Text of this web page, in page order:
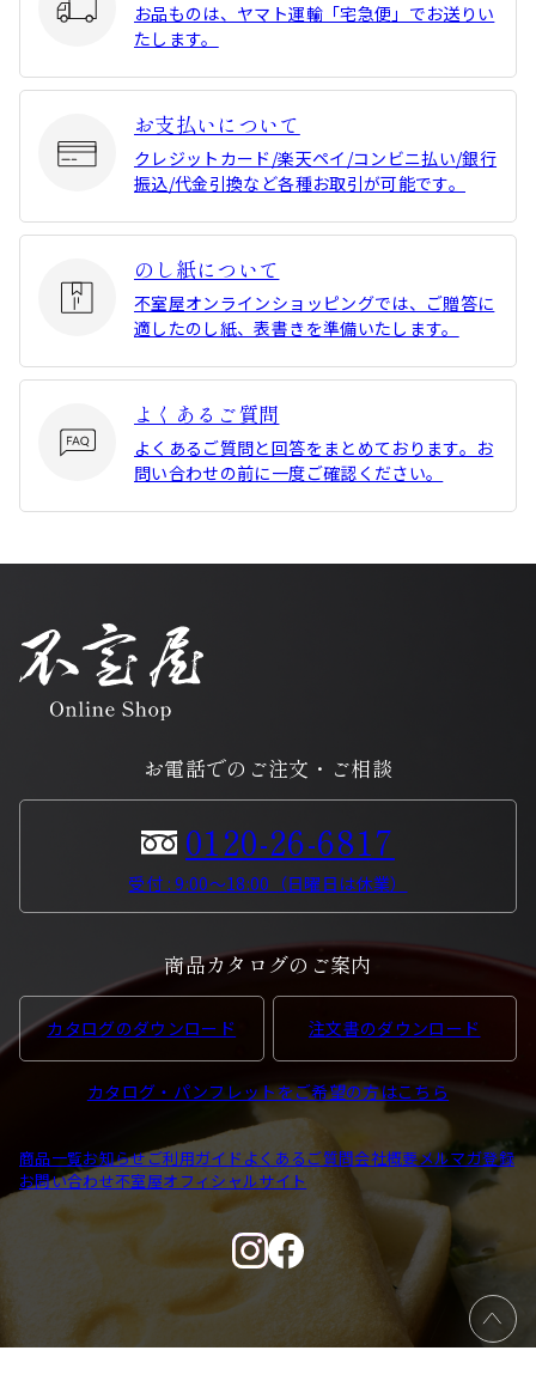
お品ものは、ヤマト運輸「宅急便」でお送りい
たします。
お支払いについて
クレジットカード/楽天ペイ/コンビニ払い/銀行
振込/代金引換など各種お取引が可能です。
のし紙について
不室屋オンラインショッピングでは、ご贈答に
適したのし紙、表書きを準備いたします。
よくあるご質問
よくあるご質問と回答をまとめております。お
問い合わせの前に一度ご確認ください。
商品一覧お知らせご利用ガイド よくあるご質問会社概要メルマガ登録
お問い合わせ不室屋オフィシャルサイト
お電話でのご注文・ご相談
0120-26-6817
受付 : 9:00〜18:00（日曜日は休業）
商品カタログのご案内
カタログのダウンロード 注文書のダウンロード
カタログ・パンフレットをご希望の方はこちら